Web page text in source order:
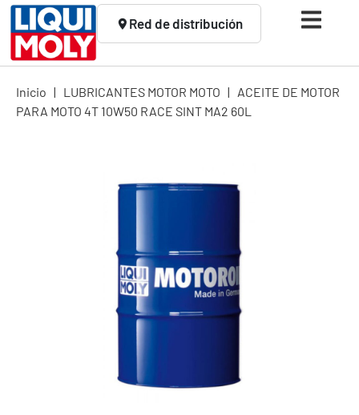
Red de distribución
Inicio | LUBRICANTES MOTOR MOTO | ACEITE DE MOTOR
PARA MOTO 4T 10W50 RACE SINT MA2 60L